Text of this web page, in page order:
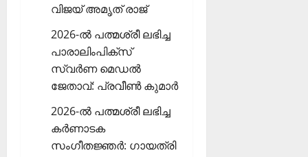
വിജയ് അമൃത് രാജ്
2026-ല്‍ പത്മശ്രീ ലഭിച്ച
പാരാലിംപിക്‌സ്
സ്വര്‍ണ മെഡല്‍
ജേതാവ്: പ്രവീണ്‍ കുമാര്‍
2026-ല്‍ പത്മശ്രീ ലഭിച്ച
കര്‍ണാടക
സംഗീതജ്ഞര്‍: ഗായത്രി